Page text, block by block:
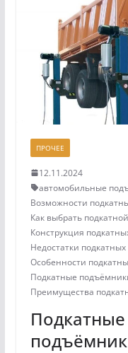
ПРОЧЕЕ
12.11.2024
автомобильные
Возможности
Как выбрать
Конструкция
Недостатки
Особенности
Подкатные
Преимущества